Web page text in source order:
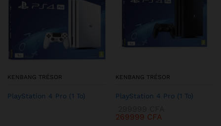
KENBANG TRÉSOR
PlayStation 4 Pro (1 To)
KENBANG TRÉSOR
PlayStation 4 Pro (1 To)
269999 CFA